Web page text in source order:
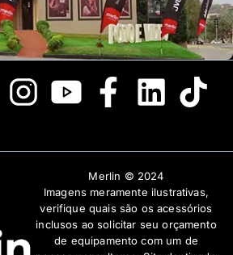
Merlin © 2024
Imagens meramente ilustrativas,
verifique quais são os acessórios
inclusos ao solicitar seu orçamento
de equipamento com um de